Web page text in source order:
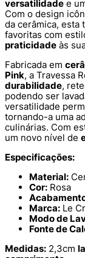
versatilidade e
Com o design
da cerâmica, esta
favoritas com
praticidade às
Fabricada em
Pink, a Travessa
durabilidade,
podendo ser
versatilidade
tornando-a uma
culinárias. Com
um novo nível de
Especificações:
Material:
Cor: Rosa
Marca: Le
Modo de
Fonte de
Medidas: 2,3cm